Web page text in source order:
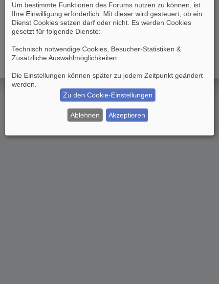
Ich habe mein Passwort vergessen
Zurück zur vorherigen Seite
Um bestimmte Funktionen des Forums nutzen zu können, ist
Ihre Einwilligung erforderlich. Mit dieser wird gesteuert, ob ein
Dienst Cookies setzen darf oder nicht. Es werden Cookies
gesetzt für folgende Dienste:
Technisch notwendige Cookies, Besucher-Statistiken &
Zusätzliche Auswahlmöglichkeiten
Die Einstellungen können später zu jedem Zeitpunkt geändert
werden.
Zu den Cookie-Einstellungen
Ablehnen Akzeptieren